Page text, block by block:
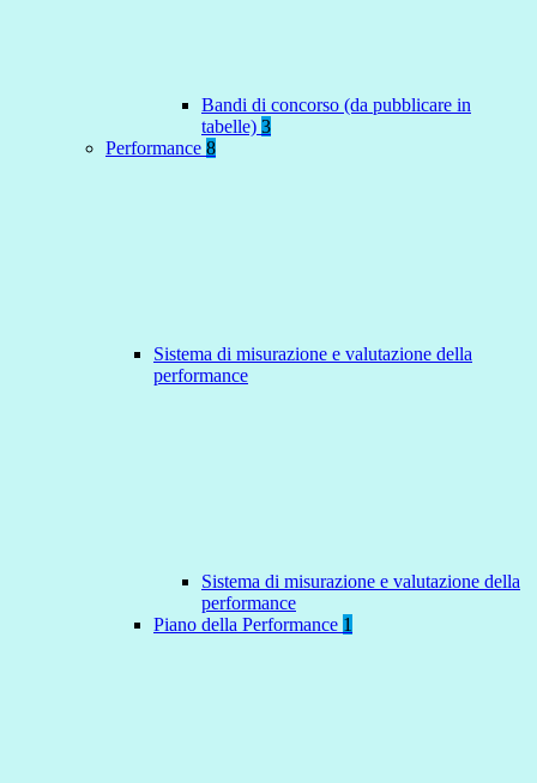
Bandi di concorso (da pubblicare in
tabelle) 3
Performance 8
Sistema di misurazione e valutazione della
performance
Sistema di misurazione e valutazione della
performance
Piano della Performance 1